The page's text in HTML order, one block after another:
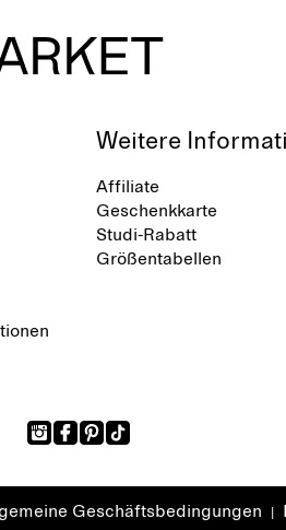
Weitere
Affiliate
Geschenkkarte
Studi-Rabatt
Größentabellen
Geschäftsbedingungen